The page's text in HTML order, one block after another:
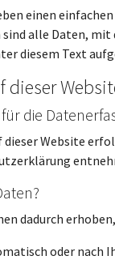
einen
sind alle Daten,
diesem Text
dieser
die
Website
dadurch
oder nach